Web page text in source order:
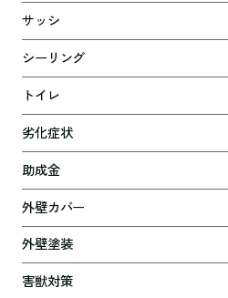
サッシ
シーリング
トイレ
劣化症状
助成金
外壁カバー
外壁塗装
害獣対策